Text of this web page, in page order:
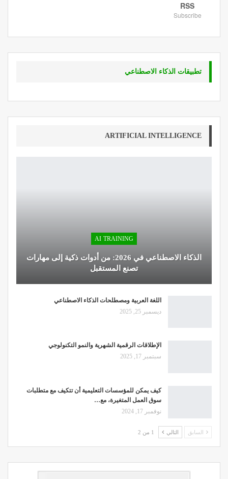
RSS
Subscribe
تطبيقات الذكاء الاصطناعي
ARTIFICIAL INTELLIGENCE
AI TRAINING
الذكاء الاصطناعي في 2026: من أدوات ذكية إلى مهارات
تصنع المستقبل
اللغة العربية ومصطلحات الذكاء الاصطناعي
ديسمبر 25, 2025
الإطلاقات الرقمية الشهرية والنمو التكنولوجي
سبتمبر 17, 2025
كيف يمكن للمؤسسات التعليمية أن تتكيف مع متطلبات
سوق العمل المتغيرة، مع…
نوفمبر 17, 2024
السابق التالي 1 من 2